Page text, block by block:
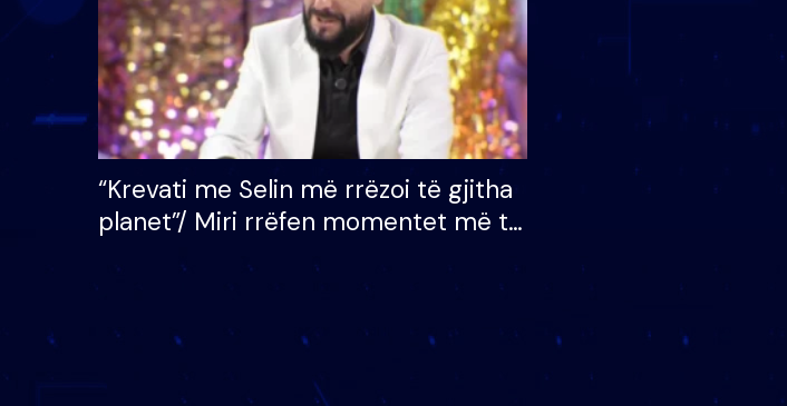
“Krevati me Selin më rrëzoi të gjitha
planet”/ Miri rrëfen momentet më të
mungojë zilja e mëngjesit kur…